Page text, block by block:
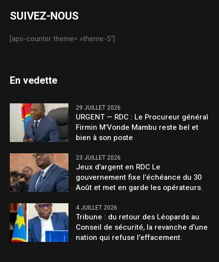
SUIVEZ-NOUS
[aps-counter theme= »theme-5″]
En vedette
29 JUILLET 2026
URGENT — RDC : Le Procureur général
Firmin M’Vonde Mambu reste bel et
bien à son poste
23 JUILLET 2026
Jeux d’argent en RDC Le
gouvernement fixe l’échéance du 30
Août et met en garde les opérateurs.
4 JUILLET 2026
Tribune : du retour des Léopards au
Conseil de sécurité, la revanche d’une
nation qui refuse l’effacement.